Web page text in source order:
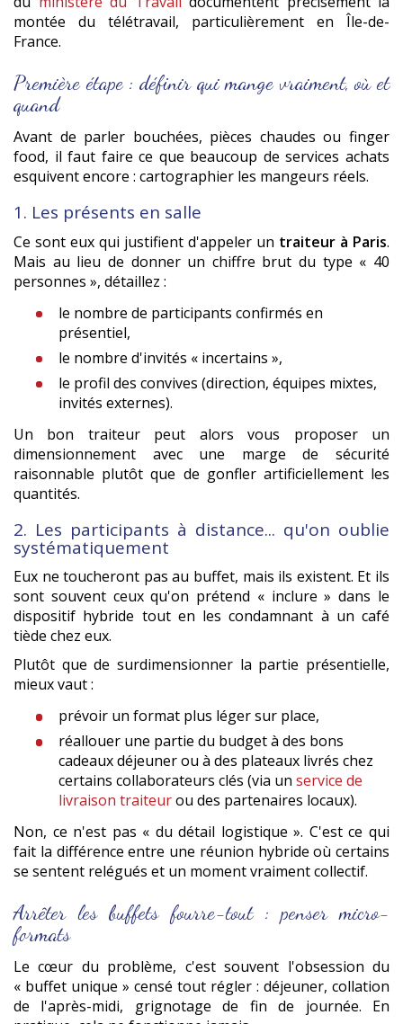
montée du télétravail, particulièrement en Île-de-
France.
Première étape : définir qui mange vraiment, où et
quand
Avant de parler bouchées, pièces chaudes ou finger
food, il faut faire ce que beaucoup de services achats
esquivent encore : cartographier les mangeurs réels.
1. Les présents en salle
Ce sont eux qui justifient d'appeler un traiteur à Paris.
Mais au lieu de donner un chiffre brut du type « 40
personnes », détaillez :
le nombre de participants confirmés en
présentiel,
le nombre d'invités « incertains »,
le profil des convives (direction, équipes mixtes,
invités externes).
Un bon traiteur peut alors vous proposer un
dimensionnement avec une marge de sécurité
raisonnable plutôt que de gonfler artificiellement les
quantités.
2. Les participants à distance... qu'on oublie
systématiquement
Eux ne toucheront pas au buffet, mais ils existent. Et ils
sont souvent ceux qu'on prétend « inclure » dans le
dispositif hybride tout en les condamnant à un café
tiède chez eux.
Plutôt que de surdimensionner la partie présentielle,
mieux vaut :
prévoir un format plus léger sur place,
réallouer une partie du budget à des bons
cadeaux déjeuner ou à des plateaux livrés chez
certains collaborateurs clés (via un service de
livraison traiteurou des partenaires locaux).
Non, ce n'est pas « du détail logistique ». C'est ce qui
fait la différence entre une réunion hybride où certains
se sentent relégués et un moment vraiment collectif.
Arrêter les buffets fourre-tout : penser micro-
formats
Le cœur du problème, c'est souvent l'obsession du
« buffet unique » censé tout régler : déjeuner, collation
de l'après-midi, grignotage de fin de journée. En